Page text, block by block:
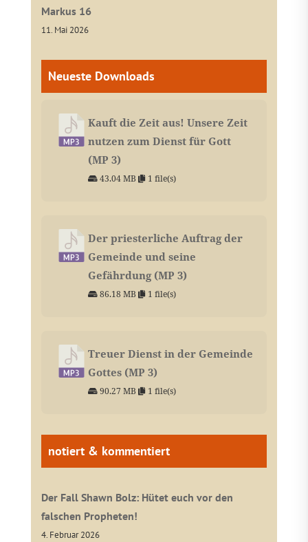
Markus 16
11. Mai 2026
Neueste Downloads
Kauft die Zeit aus! Unsere Zeit
nutzen zum Dienst für Gott
(MP 3)
43.04 MB 1 file(s)
Der priesterliche Auftrag der
Gemeinde und seine
Gefährdung (MP 3)
86.18 MB 1 file(s)
Treuer Dienst in der Gemeinde
Gottes (MP 3)
90.27 MB 1 file(s)
notiert & kommentiert
Der Fall Shawn Bolz: Hütet euch vor den
falschen Propheten!
4. Februar 2026